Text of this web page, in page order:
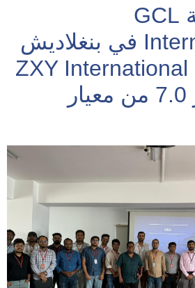
أكملت شركة GCL
International Ltd في بنغلاديش
تدريب فريق ZXY International
على الإصدار 7.0 من معيار